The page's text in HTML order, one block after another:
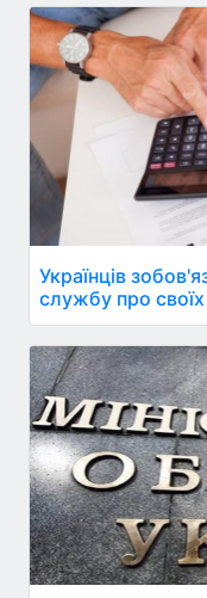
Українців
службу про